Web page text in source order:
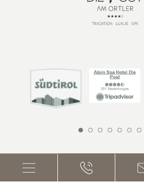
©Alpin Garni die kleine Post
Datenschutzerklärung